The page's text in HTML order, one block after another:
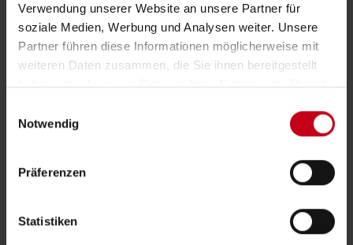
Verwendung unserer Website an unsere Partner für
soziale Medien, Werbung und Analysen weiter. Unsere
Partner führen diese Informationen möglicherweise mit
weiteren Daten zusammen, die Sie ihnen bereitgestellt
haben oder die sie im Rahmen Ihrer Nutzung der Dienste
Notwendig
Präferenzen
Statistiken